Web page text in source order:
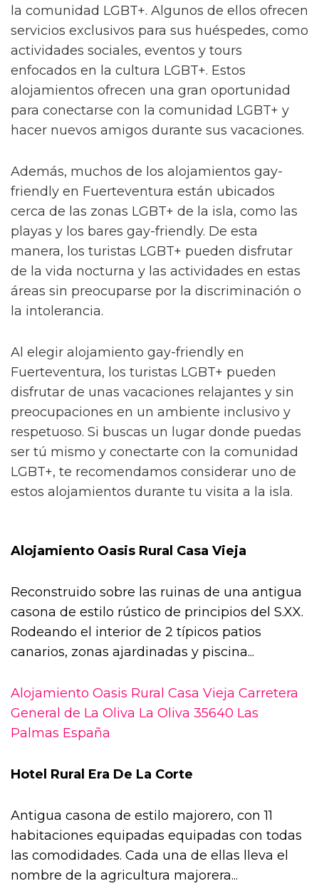
la comunidad LGBT+. Algunos de ellos ofrecen
servicios exclusivos para sus huéspedes, como
actividades sociales, eventos y tours
enfocados en la cultura LGBT+. Estos
alojamientos ofrecen una gran oportunidad
para conectarse con la comunidad LGBT+ y
hacer nuevos amigos durante sus vacaciones.
Además, muchos de los alojamientos gay-
friendly en Fuerteventura están ubicados
cerca de las zonas LGBT+ de la isla, como las
playas y los bares gay-friendly. De esta
manera, los turistas LGBT+ pueden disfrutar
de la vida nocturna y las actividades en estas
áreas sin preocuparse por la discriminación o
la intolerancia.
Al elegir alojamiento gay-friendly en
Fuerteventura, los turistas LGBT+ pueden
disfrutar de unas vacaciones relajantes y sin
preocupaciones en un ambiente inclusivo y
respetuoso. Si buscas un lugar donde puedas
ser tú mismo y conectarte con la comunidad
LGBT+, te recomendamos considerar uno de
estos alojamientos durante tu visita a la isla.
Alojamiento Oasis Rural Casa Vieja
Reconstruido sobre las ruinas de una antigua
casona de estilo rústico de principios del S.XX.
Rodeando el interior de 2 típicos patios
canarios, zonas ajardinadas y piscina...
Alojamiento Oasis Rural Casa Vieja Carretera
General de La Oliva La Oliva 35640 Las
Palmas España
Hotel Rural Era De La Corte
Antigua casona de estilo majorero, con 11
habitaciones equipadas equipadas con todas
las comodidades. Cada una de ellas lleva el
nombre de la agricultura majorera...